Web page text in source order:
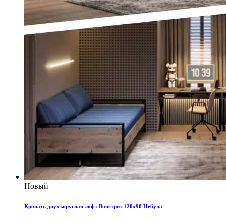
Новый
Кровать двухъярусная лофт Волстрит 120x90 Небула